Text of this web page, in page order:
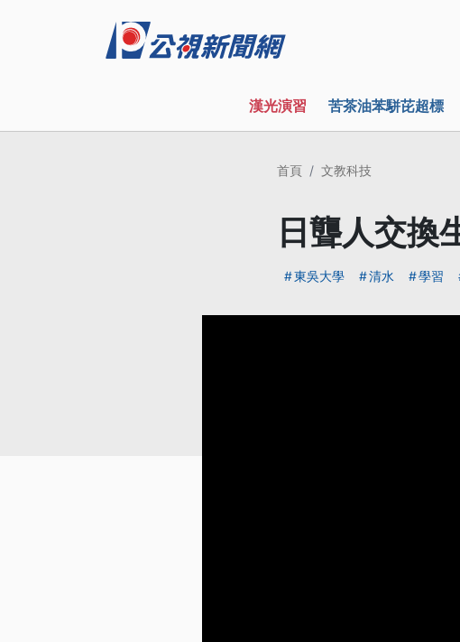
漢光演習 苦茶油苯駢芘超標
首頁 文教科技
日聾人交換
東吳大學 清水 學習